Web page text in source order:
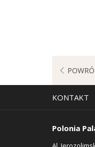
KONTAKT
Polonia